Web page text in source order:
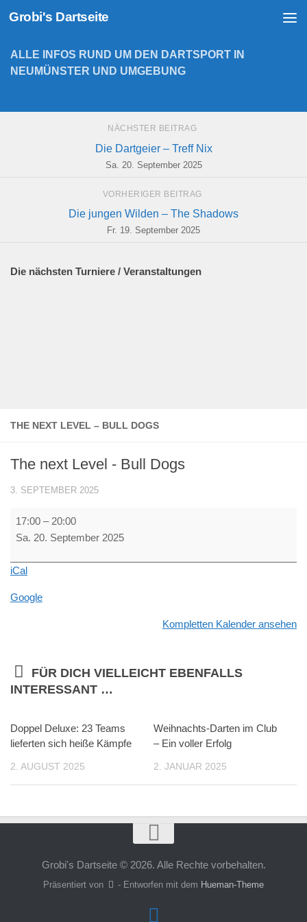
Zum Inhalt springen
Grobi's Dartseite
THE NEXT LEVEL – BULL DOGS
The next Level - Bull Dogs
3. SEPTEMBER 2025
The
next
-
Dogs
17:00 – 20:00
Sa. 20. September 2025
iCal
Google
Kompletten Kalender ansehen
FÜR DICH VIELLEICHT EBENFALLS
INTERESSANT …
Doppel Deluxe: 23 Teams
lieferten sich heiße Kämpfe
2. AUGUST 2025
Weihnachts-Darten im Club
– Ein voller Erfolg
2. JANUAR 2025
ALLE INFOS RUND UM DEN DARTSPORT IN
NEUMÜNSTER UND UMGEBUNG
NÄCHSTER BEITRAG
Die Dartgeier – Treff Nix
Sa. 20. September 2025
VORHERIGER BEITRAG
Die jungen Wilden – The Shadows
Fr. 19. September 2025
Die nächsten Turniere / Veranstaltungen
Grobi's Dartseite © 2026. Alle Rechte vorbehalten.
Präsentiert von - Entworfen mit dem Hueman-Theme